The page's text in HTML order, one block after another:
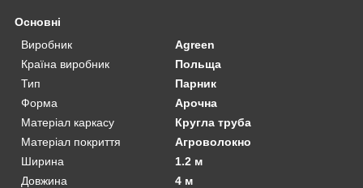
Основні
Виробник
Agreen
Країна виробник
Польща
Тип
Парник
Форма
Арочна
Матеріал каркасу
Кругла труба
Матеріал покриття
Агроволокно
Ширина
1.2 м
Довжина
4 м